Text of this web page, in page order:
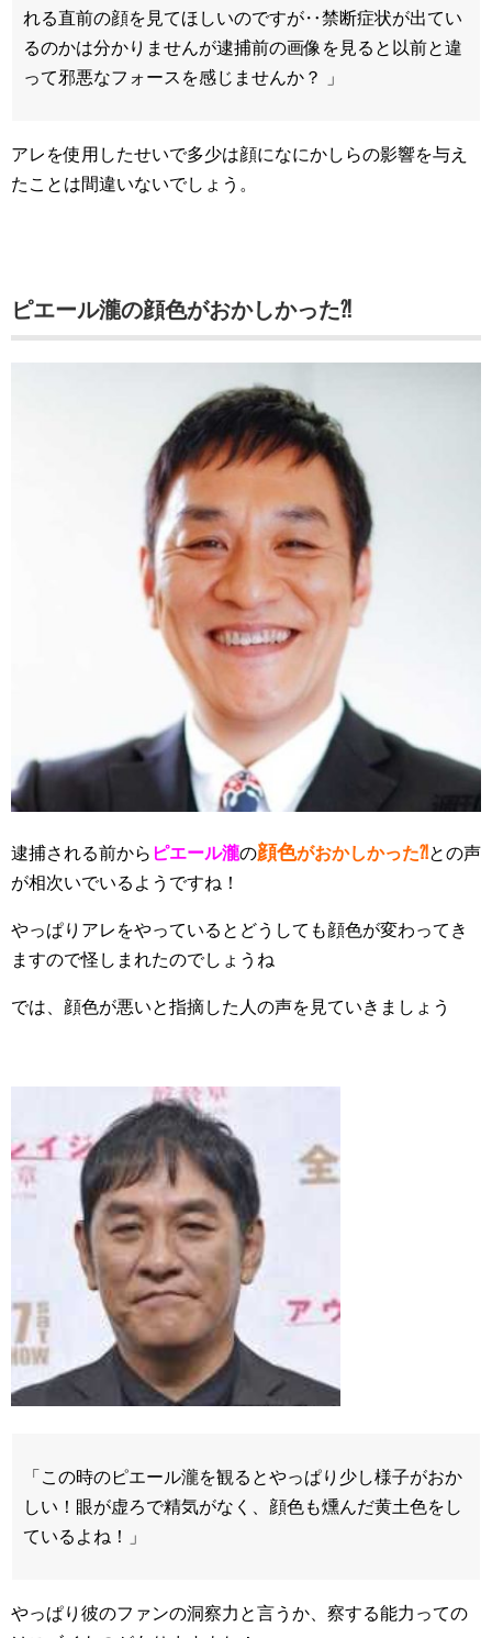
れる直前の顔を見てほしいのですが‥禁断症状が出てい
るのかは分かりませんが逮捕前の画像を見ると以前と違
って邪悪なフォースを感じませんか？ 」
アレを使用したせいで多少は顔になにかしらの影響を与え
たことは間違いないでしょう。
ピエール瀧の顔色がおかしかった⁈
逮捕される前から ピエール瀧の顔色がおかしかった⁈との声
が相次いでいるようですね！
やっぱりアレをやっているとどうしても顔色が変わってき
ますので怪しまれたのでしょうね
では、顔色が悪いと指摘した人の声を見ていきましょう
「この時のピエール瀧を観るとやっぱり少し様子がおか
しい！眼が虚ろで精気がなく、顔色も燻んだ黄土色をし
ているよね！」
やっぱり彼のファンの洞察力と言うか、察する能力っての